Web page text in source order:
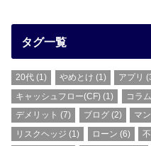
タグ一覧
20代 (1) やめとけ (1) アプリ
キャッシュフロー(CF) (1) コラム
デメリット (7) ブログ(2) マ
リスクヘッジ (1) ローン (6)